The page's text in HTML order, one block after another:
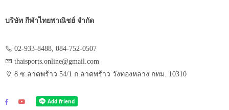
บริษัท กีฬาไทยพาณิชย์ จำกัด
02-933-8488, 084-752-0507
thaisports.online@gmail.com
8 ซ.ลาดพร้าว 54/1 ถ.ลาดพร้าว วังทองหลาง กทม. 10310